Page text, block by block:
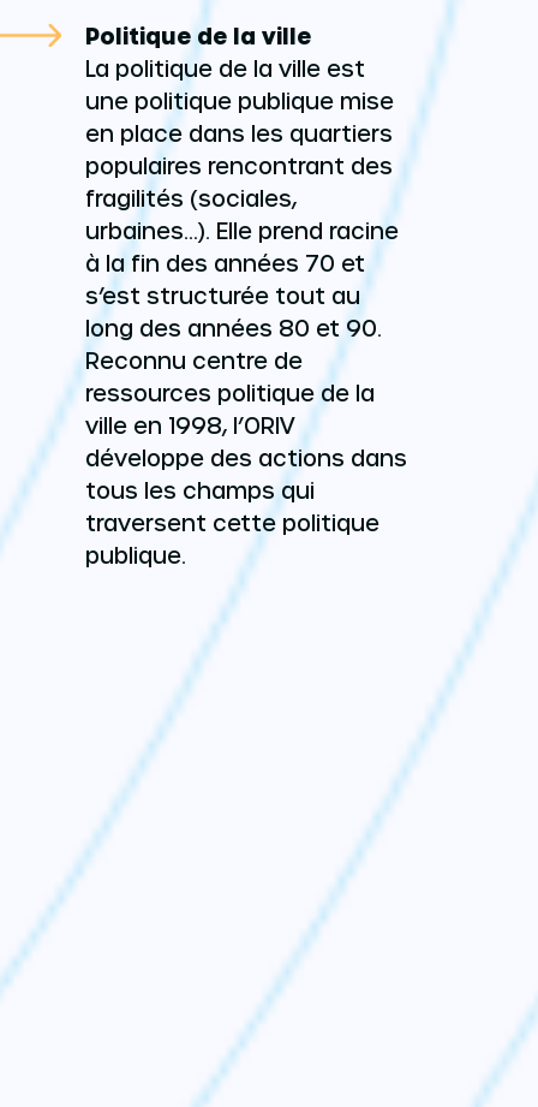
Politique de la ville
La politique de la ville est
une politique publique mise
en place dans les quartiers
populaires rencontrant des
fragilités (sociales,
urbaines…). Elle prend racine
à la fin des années 70 et
s’est structurée tout au
long des années 80 et 90.
Reconnu centre de
ressources politique de la
ville en 1998, l’ORIV
développe des actions dans
tous les champs qui
traversent cette politique
publique.